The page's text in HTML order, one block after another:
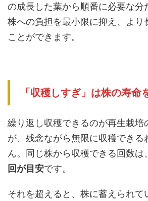
の成長した葉から順番に必要な分
株への負担を最小限に抑え、より
ことができます。
「収穫しすぎ」は株の寿命
繰り返し収穫できるのが再生栽培
が、残念ながら無限に収穫できる
ん。同じ株から収穫できる回数は
回が目安です。
それを超えると、株に蓄えられて